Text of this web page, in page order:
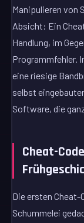
Manipulieren von
Absicht: Ein
Handlung, im
Programmfehler.
eine riesige
selbst
Software, die
Cheat-
Die ersten Cheat-
Schummelei